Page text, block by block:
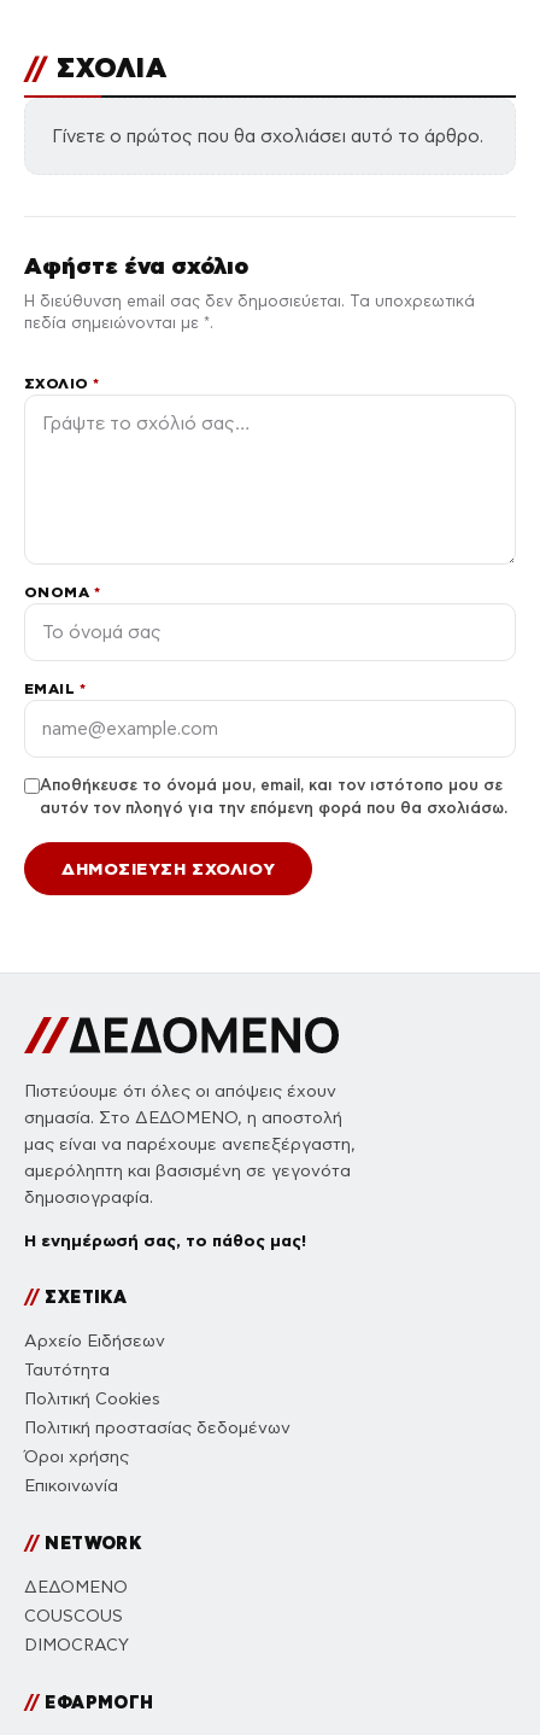
// ΣΧΟΛΙΑ
Γίνετε ο πρώτος που θα σχολιάσει αυτό το άρθρο.
Αφήστε ένα σχόλιο
Η διεύθυνση email σας δεν δημοσιεύεται. Τα υποχρεωτικά
πεδία σημειώνονται με *.
ΣΧΌΛΙΟ*
ΌΝΟΜΑ *
EMAIL *
Αποθήκευσε το όνομά μου, email, και τον ιστότοπο μου σε
αυτόν τον πλοηγό για την επόμενη φορά που θα σχολιάσω.
Πιστεύουμε ότι όλες οι απόψεις έχουν
σημασία. Στο ΔΕΔΟΜΕΝΟ, η αποστολή
μας είναι να παρέχουμε ανεπεξέργαστη,
αμερόληπτη και βασισμένη σε γεγονότα
δημοσιογραφία.
Η ενημέρωσή σας, το πάθος μας!
//ΣΧΕΤΙΚΑ
Αρχείο Ειδήσεων
Ταυτότητα
Πολιτική Cookies
Πολιτική προστασίας δεδομένων
Όροι χρήσης
Επικοινωνία
//NETWORK
ΔΕΔΟΜΕΝΟ
COUSCOUS
DIMOCRACY
//ΕΦΑΡΜΟΓΗ